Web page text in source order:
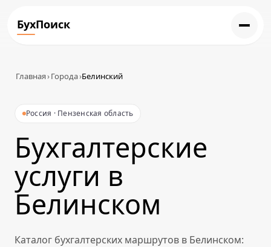
БухПоиск
Главная›Города›Белинский
Россия · Пензенская область
Бухгалтерские
услуги в
Белинском
Каталог бухгалтерских маршрутов в Белинском: